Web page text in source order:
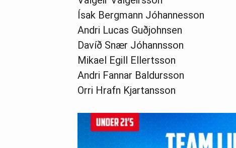
Ísak Bergmann Jóhannesson
Andri Lucas Guðjohnsen
Davíð Snær Jóhannsson
Mikael Egill Ellertsson
Andri Fannar Baldursson
Orri Hrafn Kjartansson